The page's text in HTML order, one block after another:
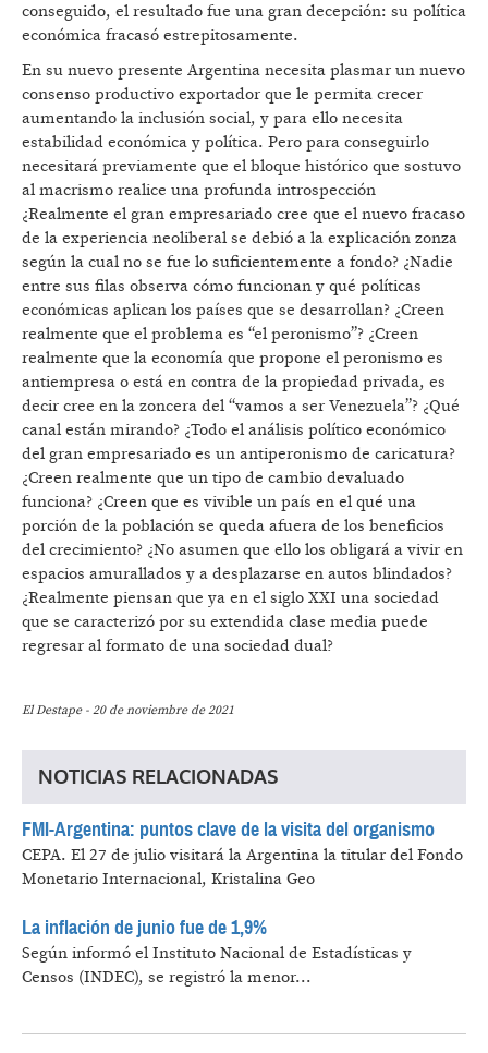
conseguido, el resultado fue una gran decepción: su política
económica fracasó estrepitosamente.
En su nuevo presente Argentina necesita plasmar un nuevo
consenso productivo exportador que le permita crecer
aumentando la inclusión social, y para ello necesita
estabilidad económica y política. Pero para conseguirlo
necesitará previamente que el bloque histórico que sostuvo
al macrismo realice una profunda introspección
¿Realmente el gran empresariado cree que el nuevo fracaso
de la experiencia neoliberal se debió a la explicación zonza
según la cual no se fue lo suficientemente a fondo? ¿Nadie
entre sus filas observa cómo funcionan y qué políticas
económicas aplican los países que se desarrollan? ¿Creen
realmente que el problema es “el peronismo”? ¿Creen
realmente que la economía que propone el peronismo es
antiempresa o está en contra de la propiedad privada, es
decir cree en la zoncera del “vamos a ser Venezuela”? ¿Qué
canal están mirando? ¿Todo el análisis político económico
del gran empresariado es un antiperonismo de caricatura?
¿Creen realmente que un tipo de cambio devaluado
funciona? ¿Creen que es vivible un país en el qué una
porción de la población se queda afuera de los beneficios
del crecimiento? ¿No asumen que ello los obligará a vivir en
espacios amurallados y a desplazarse en autos blindados?
¿Realmente piensan que ya en el siglo XXI una sociedad
que se caracterizó por su extendida clase media puede
regresar al formato de una sociedad dual?
El Destape - 20 de noviembre de 2021
NOTICIAS RELACIONADAS
FMI-Argentina: puntos clave de la visita del organismo
CEPA. El 27 de julio visitará la Argentina la titular del Fondo
Monetario Internacional, Kristalina Geo
La inflación de junio fue de 1,9%
Según informó el Instituto Nacional de Estadísticas y
Censos (INDEC), se registró la menor...